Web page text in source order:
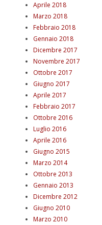
Aprile 2018
Marzo 2018
Febbraio 2018
Gennaio 2018
Dicembre 2017
Novembre 2017
Ottobre 2017
Giugno 2017
Aprile 2017
Febbraio 2017
Ottobre 2016
Luglio 2016
Aprile 2016
Giugno 2015
Marzo 2014
Ottobre 2013
Gennaio 2013
Dicembre 2012
Giugno 2010
Marzo 2010